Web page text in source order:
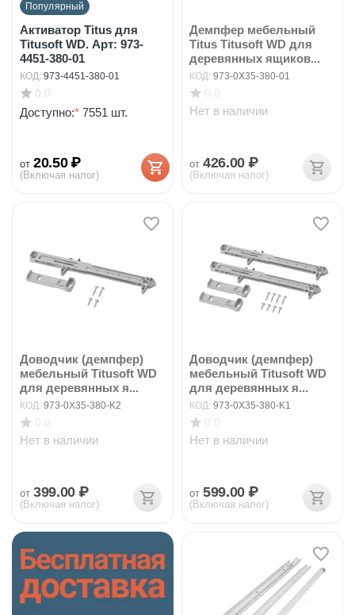
Популярный
Активатор Titus для
Titusoft WD. Арт: 973-
4451-380-01
КОД: 973-4451-380-01
0.0
Доступно:* 7551 шт.
от 20.50 ₽
(Включая налог)
Демпфер мебельный
Titus Titusoft WD для
деревянных ящиков...
КОД: 973-0X35-380-01
Нет в наличии
от 426.00 ₽
(Включая налог)
Доводчик (демпфер)
мебельный Titusoft WD
для деревянных я...
КОД: 973-0X35-380-K2
Нет в наличии
от 399.00 ₽
(Включая налог)
Доводчик (демпфер)
мебельный Titusoft WD
для деревянных я...
КОД: 973-0X35-380-K1
Нет в наличии
от 599.00 ₽
(Включая налог)